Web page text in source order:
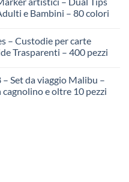
e Bambini – 80 colori
– Custodie per carte
Trasparenti – 400 pezzi
Set da viaggio Malibu –
cagnolino e oltre 10 pezzi